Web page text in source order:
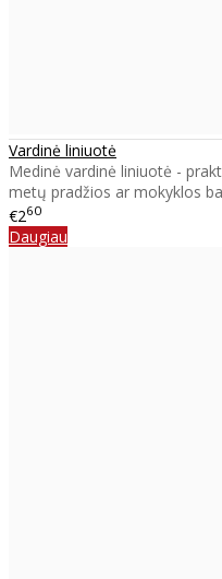
Vardinė liniuotė
Medinė vardinė liniuotė -
metų pradžios ar mokyklos
€260
Daugiau